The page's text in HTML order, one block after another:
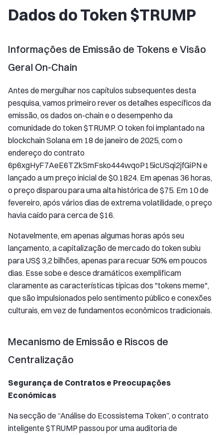
Dados do Token $TRUMP
Informações de Emissão de Tokens e Visão
Geral On-Chain
Antes de mergulhar nos capítulos subsequentes desta
pesquisa, vamos primeiro rever os detalhes específicos da
emissão, os dados on-chain e o desempenho da
comunidade do token $TRUMP. O token foi implantado na
blockchain Solana em 18 de janeiro de 2025, com o
endereço do contrato
6p6xgHyF7AeE6TZkSmFsko444wqoP15icUSqi2jfGiPN e
lançado a um preço inicial de $0.1824. Em apenas 36 horas,
o preço disparou para uma alta histórica de $75. Em 10 de
fevereiro, após vários dias de extrema volatilidade, o preço
havia caído para cerca de $16.
Notavelmente, em apenas algumas horas após seu
lançamento, a capitalização de mercado do token subiu
para US$ 3,2 bilhões, apenas para recuar 50% em poucos
dias. Esse sobe e desce dramáticos exemplificam
claramente as características típicas dos "tokens meme",
que são impulsionados pelo sentimento público e conexões
culturais, em vez de fundamentos econômicos tradicionais.
Mecanismo de Emissão e Riscos de
Centralização
Segurança de Contratos e Preocupações
Económicas
Na secção de “Análise do Ecossistema Token”, o contrato
inteligente $TRUMP passou por uma auditoria de